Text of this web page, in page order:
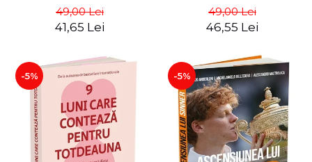
49,00 Lei
41,65 Lei
49,00 Lei
46,55 Lei
-5% -5%